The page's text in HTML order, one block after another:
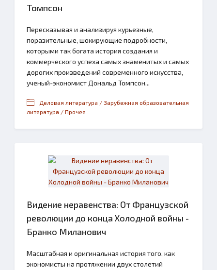
Томпсон
Пересказывая и анализируя курьезные,
поразительные, шокирующие подробности,
которыми так богата история создания и
коммерческого успеха самых знаменитых и самых
дорогих произведений современного искусства,
ученый-экономист Дональд Томпсон...
Деловая литература / Зарубежная образовательная
литература / Прочее
Видение неравенства: От Французской
революции до конца Холодной войны -
Бранко Миланович
Масштабная и оригинальная история того, как
экономисты на протяжении двух столетий